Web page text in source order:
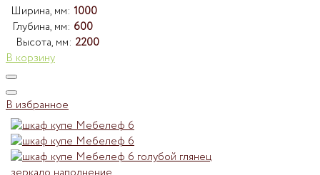
Ширина, мм: 1000
Глубина, мм: 600
Высота, мм: 2200
В корзину
В избранное